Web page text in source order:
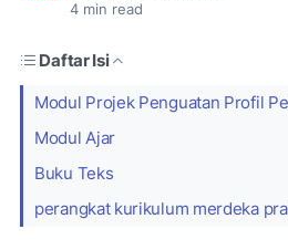
4 min read
Daftar Isi
Modul Projek Penguatan Profil
Modul Ajar
Buku Teks
perangkat kurikulum merdeka